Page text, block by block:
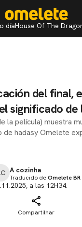
díaHouse Of The
del final,
significado
la película) muestra
hadasy Omelete
A cozinha
Traducido deOmelete BR
a las 12H34.
Compartilhar